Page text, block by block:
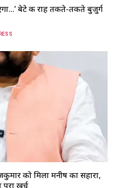
बेटे की राह तकते-तकते बुजुर्ग
को मिला मनीष का सहारा,
पूरा खर्च